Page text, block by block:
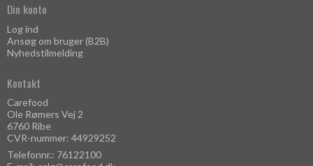
Din konto
Log ind
Ansøg om bruger (B2B)
Nyhedstilmelding
Kontakt
Carefood
Ole Rømers Vej 2
6760 Ribe
CVR-nummer: 44929252
Telefonnr.: 76122100